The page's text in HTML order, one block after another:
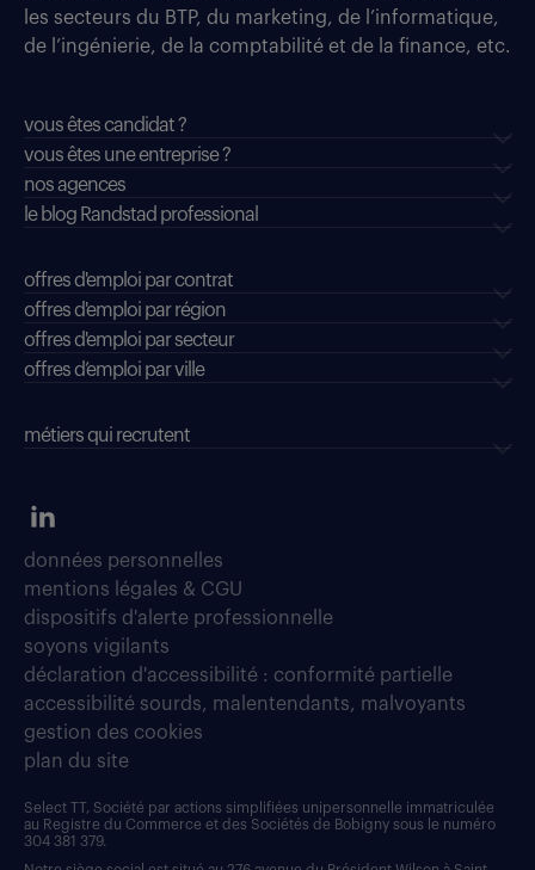
les secteurs du BTP, du marketing, de l’informatique,
de l’ingénierie, de la comptabilité et de la finance, etc.
vous êtes candidat ?
vous êtes une entreprise ?
nos agences
le blog Randstad professional
offres d'emploi par contrat
offres d'emploi par région
offres d'emploi par secteur
offres d’emploi par ville
métiers qui recrutent
données personnelles
mentions légales & CGU
dispositifs d'alerte professionnelle
soyons vigilants
déclaration d'accessibilité : conformité partielle
accessibilité sourds, malentendants, malvoyants
gestion des cookies
plan du site
Select TT, Société par actions simplifiées unipersonnelle immatriculée
au Registre du Commerce et des Sociétés de Bobigny sous le numéro
304 381 379.